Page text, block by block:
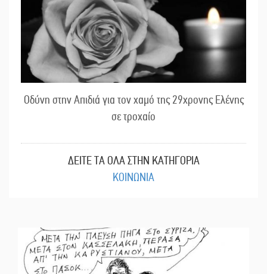
Οδύνη στην Απιδιά για τον χαμό της 29χρονης Ελένης
σε τροχαίο
ΔΕΙΤΕ ΤΑ ΟΛΑ ΣΤΗΝ ΚΑΤΗΓΟΡΙΑ
ΚΟΙΝΩΝΙΑ